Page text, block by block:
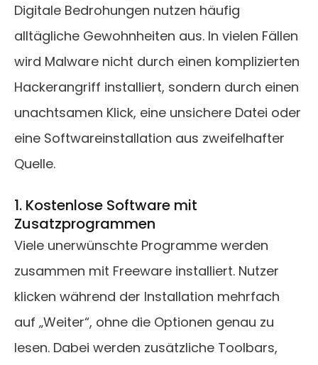
Digitale Bedrohungen nutzen häufig
alltägliche Gewohnheiten aus. In vielen Fällen
wird Malware nicht durch einen komplizierten
Hackerangriff installiert, sondern durch einen
unachtsamen Klick, eine unsichere Datei oder
eine Softwareinstallation aus zweifelhafter
Quelle.
1. Kostenlose Software mit
Zusatzprogrammen
Viele unerwünschte Programme werden
zusammen mit Freeware installiert. Nutzer
klicken während der Installation mehrfach
auf „Weiter“, ohne die Optionen genau zu
lesen. Dabei werden zusätzliche Toolbars,